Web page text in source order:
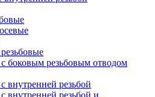
боковым резьбовым отводом
внутренней резьбой
внутренней резьбой и